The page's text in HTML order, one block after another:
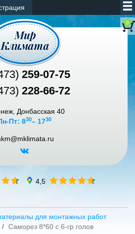
0
259-07-75
228-66-72
Донбасская 40
Пт: 830– 1730
4,5
для монтажных работ
Саморез 8*60 с 6-гр голов